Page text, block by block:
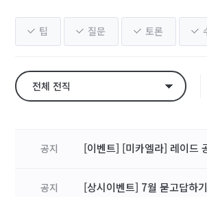
팁 질문 토론
전체 전직
공지 [이벤트] [미카엘라] 레이드
공지 [상시이벤트] 7월 묻고답하